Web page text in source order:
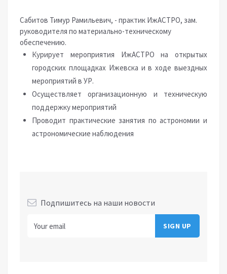
Сабитов Тимур Рамильевич, - практик ИжАСТРО, зам.
руководителя по материально-техническому
обеспечению.
Курирует мероприятия ИжАСТРО на открытых
городских площадках Ижевска и в ходе выездных
мероприятий в УР.
Осуществляет организационную и техническую
поддержку мероприятий
Проводит практические занятия по астрономии и
астрономические наблюдения
Подпишитесь на наши новости